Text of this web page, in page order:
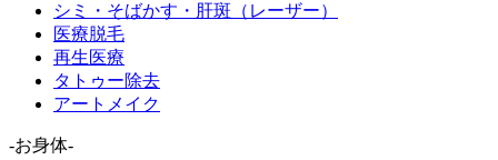
シミ・そばかす・肝斑（レーザー）
医療脱毛
再生医療
タトゥー除去
アートメイク
-お身体-